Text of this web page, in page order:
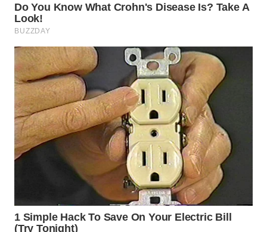
WN
MADURA
WN
SURABAYA
WN
NATUNA
WN
BINTAN
WN